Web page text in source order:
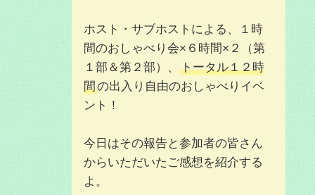
ホスト・サブホストによる、１時
間のおしゃべり会×６時間×２（第
１部＆第２部）、
トータル１２時
間の出入り自由のおしゃべりイベ
ント！
今日はその報告と参加者の皆さん
からいただいたご感想を紹介する
よ。